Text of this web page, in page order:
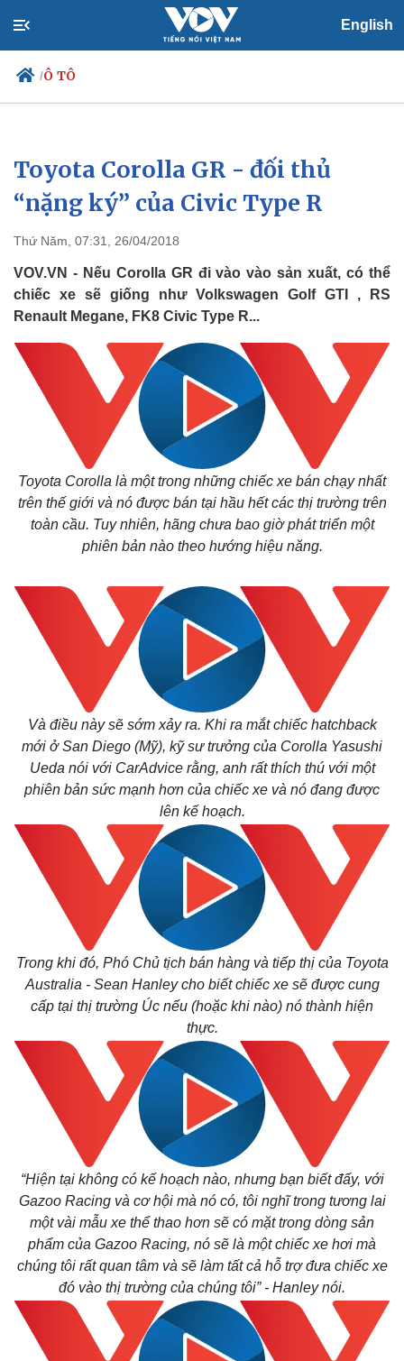
English
/Ô TÔ
Chính trị
Đảng
Tổ chức nhân sự
Nhận diện sự thật
Xã hội
Tin 24h
Dự báo thời tiết
Việc làm
Biển đảo
Thế giới
Quan sát
Cuộc sống đó đây
Hồ sơ
Multimedia
Video
E-Magazine
Toyota Corolla GR - đối thủ
“nặng ký” của Civic Type R
Thứ Năm, 07:31, 26/04/2018
VOV.VN - Nếu Corolla GR đi vào vào sản xuất, có thể
chiếc xe sẽ giống như Volkswagen Golf GTI , RS
Renault Megane, FK8 Civic Type R...
Toyota Corolla là một trong những chiếc xe bán chạy nhất
trên thế giới và nó được bán tại hầu hết các thị trường trên
toàn cầu. Tuy nhiên, hãng chưa bao giờ phát triển một
phiên bản nào theo hướng hiệu năng.
Và điều này sẽ sớm xảy ra. Khi ra mắt chiếc hatchback
mới ở San Diego (Mỹ), kỹ sư trưởng của Corolla Yasushi
Ueda nói với CarAdvice rằng, anh rất thích thú với một
phiên bản sức mạnh hơn của chiếc xe và nó đang được
lên kế hoạch.
Trong khi đó, Phó Chủ tịch bán hàng và tiếp thị của Toyota
Australia - Sean Hanley cho biết chiếc xe sẽ được cung
cấp tại thị trường Úc nếu (hoặc khi nào) nó thành hiện
thực.
“Hiện tại không có kế hoạch nào, nhưng bạn biết đấy, với
Gazoo Racing và cơ hội mà nó có, tôi nghĩ trong tương lai
một vài mẫu xe thể thao hơn sẽ có mặt trong dòng sản
phẩm của Gazoo Racing, nó sẽ là một chiếc xe hơi mà
chúng tôi rất quan tâm và sẽ làm tất cả hỗ trợ đưa chiếc xe
đó vào thị trường của chúng tôi” - Hanley nói.